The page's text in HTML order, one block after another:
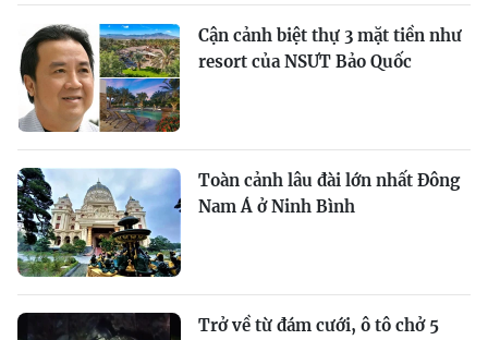
Cận cảnh biệt thự 3 mặt tiền như
resort của NSƯT Bảo Quốc
Toàn cảnh lâu đài lớn nhất Đông
Nam Á ở Ninh Bình
Trở về từ đám cưới, ô tô chở 5